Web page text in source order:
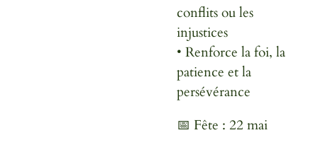
conflits ou les
injustices
• Renforce la foi, la
patience et la
persévérance
📅 Fête : 22 mai